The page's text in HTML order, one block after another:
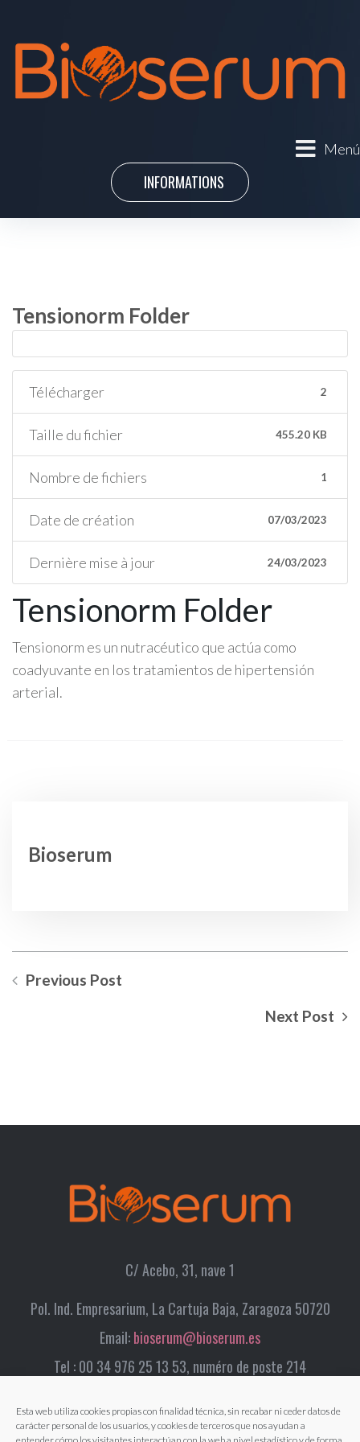
Esta web utiliza cookies propias con finalidad técnica, sin recabar ni ceder datos de
carácter personal de los usuarios, y cookies de terceros que nos ayudan a
Menú
INFORMATIONS
Tensionorm Folder
Télécharger 2
Taille du fichier 455.20 KB
Nombre de fichiers 1
Date de création 07/03/2023
Dernière mise à jour 24/03/2023
Tensionorm Folder
Tensionorm es un nutracéutico que actúa como
coadyuvante en los tratamientos de hipertensión
arterial.
Bioserum
Previous Post
Next Post
C/ Acebo, 31, nave 1
Pol. Ind. Empresarium, La Cartuja Baja, Zaragoza 50720
Email:bioserum@bioserum.es
Tel : 00 34 976 25 13 53, numéro de poste 214